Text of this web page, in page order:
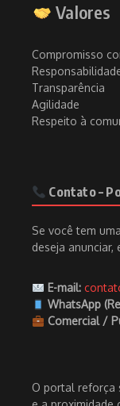
Valores
Compromisso
Transparência
Agilidade
Respeito à
Contato –
Se você tem
deseja
E-mail:
WhatsApp
Comercial /
O portal reforça